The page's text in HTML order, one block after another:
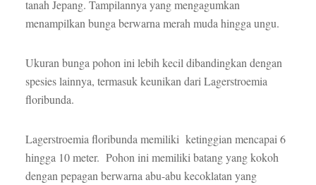
tanah Jepang. Tampilannya yang mengagumkan
menampilkan bunga berwarna merah muda hingga ungu.
Ukuran bunga pohon ini lebih kecil dibandingkan dengan
spesies lainnya, termasuk keunikan dari Lagerstroemia
floribunda.
Lagerstroemia floribunda memiliki ketinggian mencapai 6
hingga 10 meter. Pohon ini memiliki batang yang kokoh
dengan pepagan berwarna abu-abu kecoklatan yang